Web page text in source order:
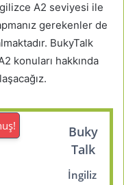
A2 seviyesi ile
gerekenler de
BukyTalk
konuları hakkında
Buky
Talk
İngiliz